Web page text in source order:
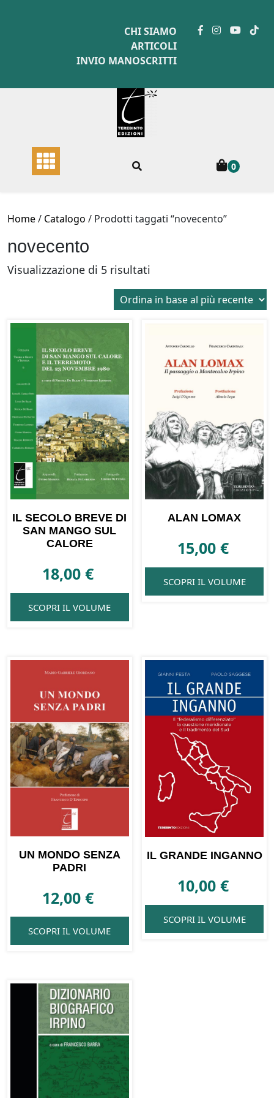
CHI SIAMO
ARTICOLI
INVIO MANOSCRITTI
0
Home/ Catalogo / Prodotti taggati “novecento”
novecento
Visualizzazione di 5 risultati
in
base
recente
IL SECOLO BREVE DI
SAN MANGO SUL
CALORE
18,00€
SCOPRI IL VOLUME
ALAN LOMAX
15,00 €
SCOPRI IL VOLUME
UN MONDO SENZA
PADRI
12,00€
SCOPRI IL VOLUME
IL GRANDE INGANNO
10,00 €
SCOPRI IL VOLUME